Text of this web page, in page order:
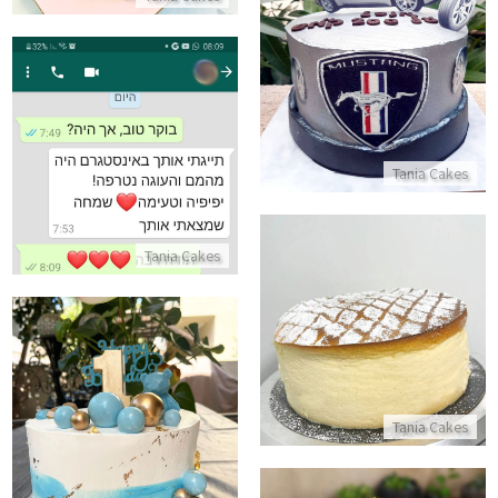
Tania Cakes
עוגה מעוצבת לגבר
התקשר/י
Tania Cakes
ביקורות מלקוחות לעוגה יפיפיה
התקשר/י
Tania Cakes
עוגת גבינה ליום הולדת ללא סוכר
התקשר/י
עוגת יום הולדת שנה לבן
התקשר/י